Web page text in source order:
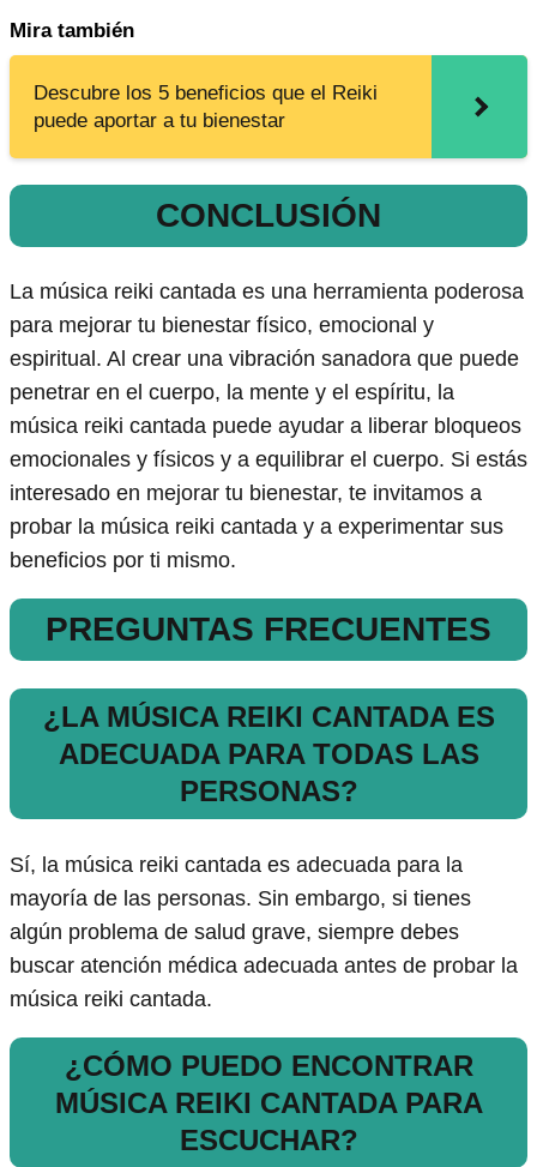
Mira también
Descubre los 5 beneficios que el Reiki
puede aportar a tu bienestar
CONCLUSIÓN
La música reiki cantada es una herramienta poderosa
para mejorar tu bienestar físico, emocional y
espiritual. Al crear una vibración sanadora que puede
penetrar en el cuerpo, la mente y el espíritu, la
música reiki cantada puede ayudar a liberar bloqueos
emocionales y físicos y a equilibrar el cuerpo. Si estás
interesado en mejorar tu bienestar, te invitamos a
probar la música reiki cantada y a experimentar sus
beneficios por ti mismo.
PREGUNTAS FRECUENTES
¿LA MÚSICA REIKI CANTADA ES
ADECUADA PARA TODAS LAS
PERSONAS?
Sí, la música reiki cantada es adecuada para la
mayoría de las personas. Sin embargo, si tienes
algún problema de salud grave, siempre debes
buscar atención médica adecuada antes de probar la
música reiki cantada.
¿CÓMO PUEDO ENCONTRAR
MÚSICA REIKI CANTADA PARA
ESCUCHAR?